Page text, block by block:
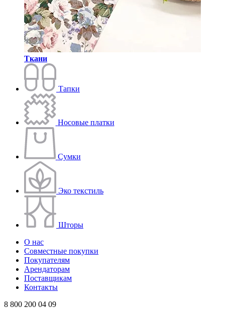
Ткани
Тапки
Носовые платки
Сумки
Эко текстиль
Шторы
О нас
Совместные покупки
Покупателям
Арендаторам
Поставщикам
Контакты
8 800 200 04 09